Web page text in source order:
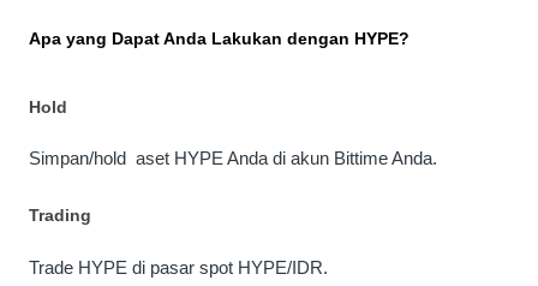
Apa yang Dapat Anda Lakukan dengan HYPE?
Hold
Simpan/hold aset HYPE Anda di akun Bittime Anda.
Trading
Trade HYPE di pasar spot HYPE/IDR.